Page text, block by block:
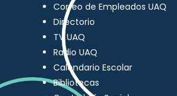
Correo de Empleados UAQ
Directorio
TV UAQ
Radio UAQ
Calendario Escolar
Bibliotecas